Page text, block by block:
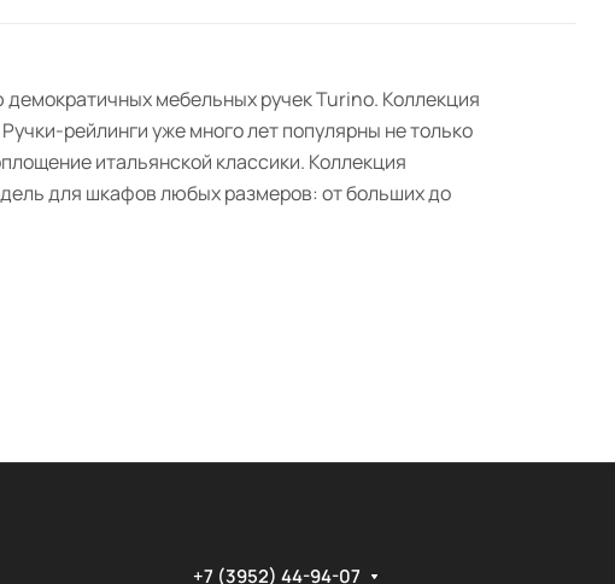
мебельных ручек Turino. Коллекция
рейлинги уже много лет популярны не только
итальянской классики. Коллекция
для шкафов любых размеров: от больших до
+7 (3952) 44-94-07